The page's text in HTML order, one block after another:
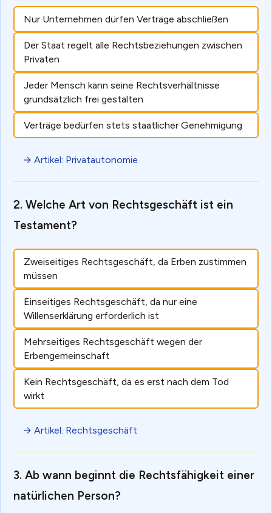
Nur Unternehmen dürfen Verträge abschließen
Der Staat regelt alle Rechtsbeziehungen zwischen
Privaten
Jeder Mensch kann seine Rechtsverhältnisse
grundsätzlich frei gestalten
Verträge bedürfen stets staatlicher Genehmigung
→ Artikel: Privatautonomie
Welche Art von Rechtsgeschäft ist ein
Testament?
Zweiseitiges Rechtsgeschäft, da Erben zustimmen
müssen
Einseitiges Rechtsgeschäft, da nur eine
Willenserklärung erforderlich ist
Mehrseitiges Rechtsgeschäft wegen der
Erbengemeinschaft
Kein Rechtsgeschäft, da es erst nach dem Tod
wirkt
→ Artikel: Rechtsgeschäft
Ab wann beginnt die Rechtsfähigkeit einer
natürlichen Person?